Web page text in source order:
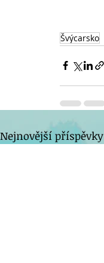
Švýcarsko
Nejnovější příspěvky